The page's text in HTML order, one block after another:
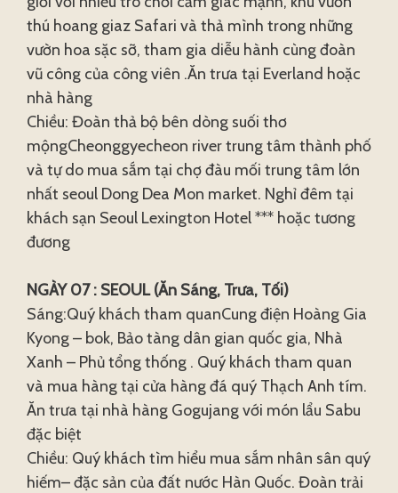
thú hoang giaz Safari và thả mình trong những
vườn hoa sặc sỡ, tham gia diễu hành cùng đoàn
vũ công của công viên .Ăn trưa tại Everland hoặc
nhà hàng
Chiều: Đoàn thả bộ bên dòng suối thơ
mộngCheonggyecheon river trung tâm thành phố
và tự do mua sắm tại chợ đàu mối trung tâm lớn
nhất seoul Dong Dea Mon market. Nghỉ đêm tại
khách sạn Seoul Lexington Hotel *** hoặc tương
đương
NGÀY 07 : SEOUL (Ăn Sáng, Trưa, Tối)
Sáng:Quý khách tham quanCung điện Hoàng Gia
Kyong – bok, Bảo tàng dân gian quốc gia, Nhà
Xanh – Phủ tổng thống . Quý khách tham quan
và mua hàng tại cửa hàng đá quý Thạch Anh tím.
Ăn trưa tại nhà hàng Gogujang với món lẩu Sabu
đặc biệt
Chiều: Quý khách tìm hiểu mua sắm nhân sân quý
hiếm– đặc sản của đất nước Hàn Quốc. Đoàn trải